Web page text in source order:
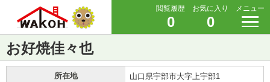
閲覧履歴
0
お気に入り
0
メニュー
お好焼佳々也
所在地 山口県宇部市大字上宇部1